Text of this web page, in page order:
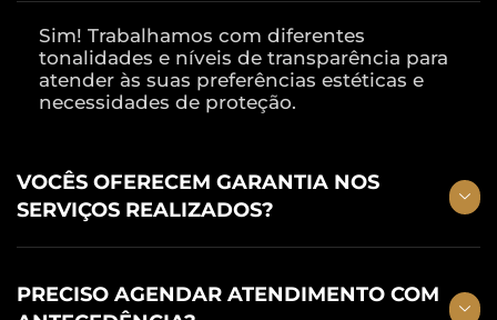
Sim! Trabalhamos com diferentes
tonalidades e níveis de transparência para
atender às suas preferências estéticas e
necessidades de proteção.
VOCÊS OFERECEM GARANTIA NOS
SERVIÇOS REALIZADOS?
PRECISO AGENDAR ATENDIMENTO COM